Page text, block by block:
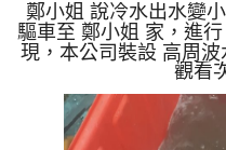
鄭小姐 說冷水出水變
驅車至 鄭小姐 家，進
現，本公司裝設 高周
水管，等了約15分，
波 模式，一洗水管就
水量恢復了。 如是自
鏽跟泥沙堆積，洗出來
觀看